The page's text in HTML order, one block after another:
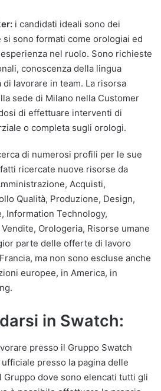
i candidati ideali sono dei
sono formati come orologiai ed
nel ruolo. Sono richieste
conoscenza della lingua
di lavorare in team. La risorsa
sede di Milano nella Customer
di effettuare interventi di
o completa sugli orologi.
di numerosi profili per le sue
ricercate nuove risorse da
Acquisti,
Qualità, Produzione, Design,
Information Technology,
Orologeria, Risorse umane
parte delle offerte di lavoro
ma non sono escluse anche
europee, in America, in
in Swatch:
presso il Gruppo Swatch
presso la pagina delle
Gruppo dove sono elencati tutti gli